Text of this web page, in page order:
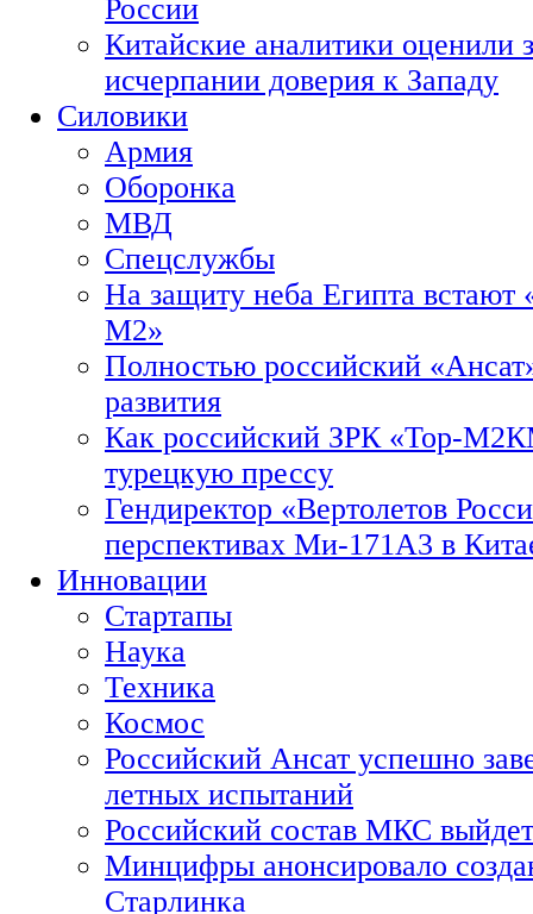
России
Китайские аналитики оценили
исчерпании доверия к Западу
Силовики
Армия
Оборонка
МВД
Спецслужбы
На защиту неба Египта встают
М2»
Полностью российский
развития
Как российский ЗРК «Тор-
турецкую прессу
Гендиректор «Вертолетов
перспективах Ми-171А3 в
Инновации
Стартапы
Наука
Техника
Космос
Российский Ансат успешно
летных испытаний
Российский состав МКС
Минцифры анонсировало
Старлинка